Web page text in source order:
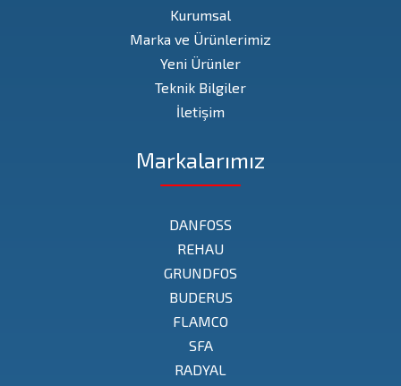
Kurumsal
Marka ve Ürünlerimiz
Yeni Ürünler
Teknik Bilgiler
İletişim
Markalarımız
DANFOSS
REHAU
GRUNDFOS
BUDERUS
FLAMCO
SFA
RADYAL